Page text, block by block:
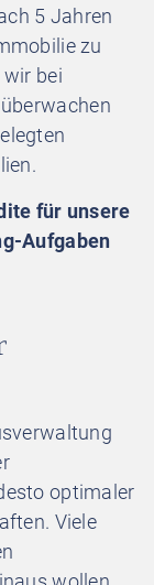
5 Jahren
zu
wir bei
für unsere
Aufgaben
optimaler
Viele